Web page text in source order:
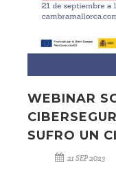
WEBINAR
SUFRO UN
21 SEP 2023